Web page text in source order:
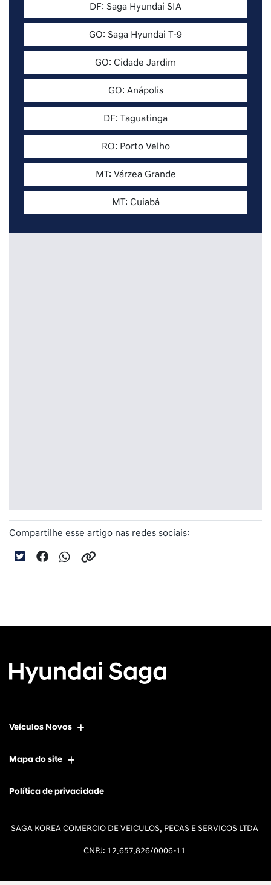
DF: Saga Hyundai SIA
GO: Saga Hyundai T-9
GO: Cidade Jardim
GO: Anápolis
DF: Taguatinga
RO: Porto Velho
MT: Várzea Grande
MT: Cuiabá
Compartilhe esse artigo nas redes sociais:
Veículos Novos
Mapa do site
Política de privacidade
SAGA KOREA COMERCIO DE VEICULOS, PECAS E SERVICOS LTDA
CNPJ: 12.657.826/0006-11